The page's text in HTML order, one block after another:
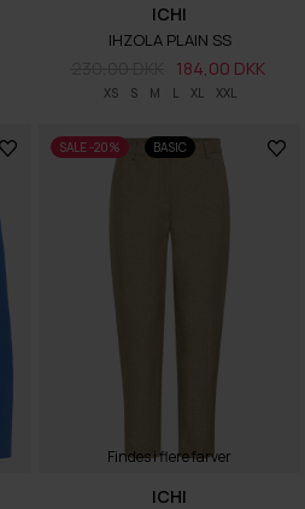
XS S M L XL XXL
ICHI
IHZOLA PLAIN SS
184,00 DKK
SALE -20% BASIC
Findes i flere farver
ICHI